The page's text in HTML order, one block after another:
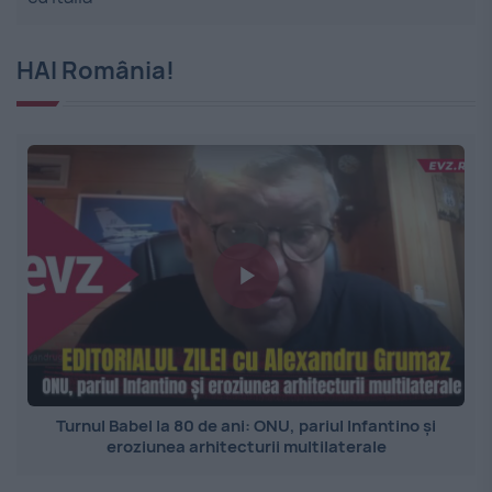
HAI România!
Turnul Babel la 80 de ani: ONU, pariul Infantino și
eroziunea arhitecturii multilaterale